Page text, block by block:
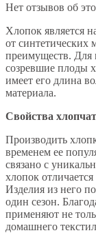
Нет отзывов об
Хлопок является
от синтетических
преимуществ. Для
созревшие плоды
имеет его длина
материала.
Свойства
Производить
временем ее
связано с
хлопок
Изделия из него
один сезон.
применяют не
домашнего